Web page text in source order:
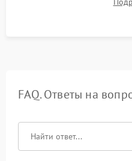
троттлинга и
FAQ. Ответы на